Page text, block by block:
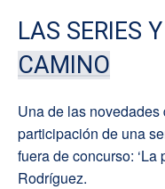
LAS SERIES
CAMINO
Una de las
participación de una
fuera de concurso: ‘La
Rodríguez.